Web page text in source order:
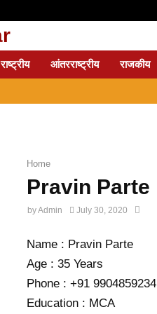
राष्ट्रीय आंतरराष्ट्रीय राजकीय
Home
Pravin Parte
byAdmin July 30, 2020
Name : Pravin Parte
Age : 35 Years
Phone : +91 9904859234
Education : MCA